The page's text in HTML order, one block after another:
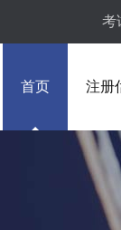
考
首页 注册